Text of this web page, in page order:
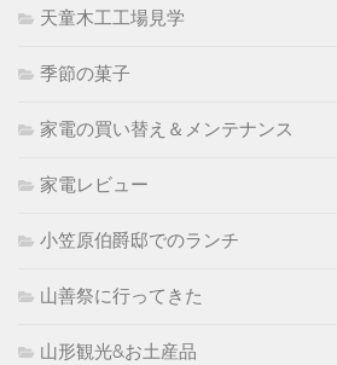
天童木工工場見学
季節の菓子
家電の買い替え＆メンテナンス
家電レビュー
小笠原伯爵邸でのランチ
山善祭に行ってきた
山形観光&お土産品